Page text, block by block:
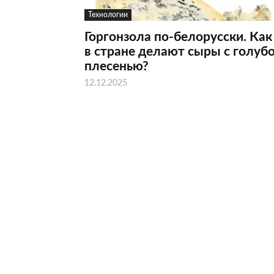
Технологии
Горгонзола по-белорусски. Как
в стране делают сыры с
плесенью?
12.12.2025